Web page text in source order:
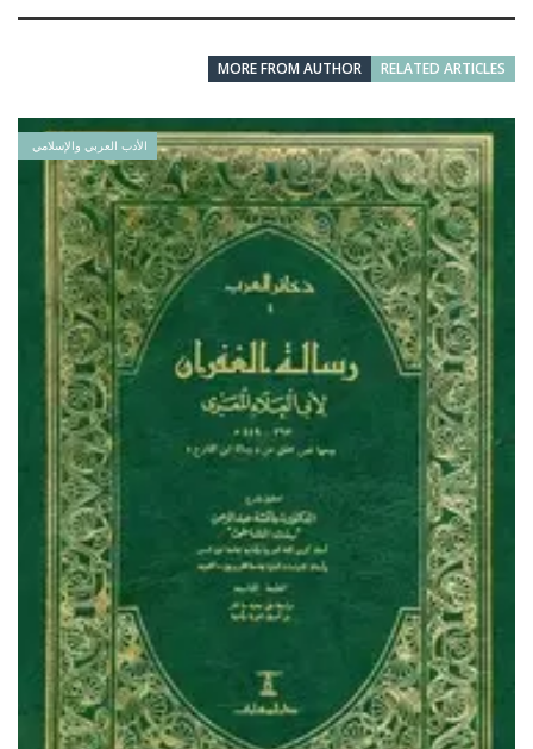
RELATED ARTICLES
MORE FROM AUTHOR
الأدب العربي والإسلامي